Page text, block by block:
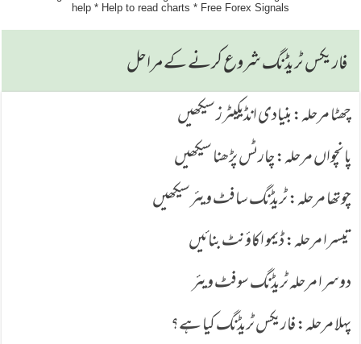
فاریكس ٹریڈنگ شروع كرنے كے مراحل
چھٹا مرحلہ: بنیادی انڈیکیٹرز سیکھیں
پانچواں مرحلہ: چارٹس پڑھنا سیکھیں
چوتھا مرحلہ: ٹریڈنگ سافٹ ویئرسیکھیں
تیسرا مرحلہ: ڈیمو اکاؤنٹ بنائیں
دوسرا مرحلہ ٹریڈنگ سوفٹ ویئر
پہلا مرحلہ: فاریکس ٹریڈنگ کیا ہے؟